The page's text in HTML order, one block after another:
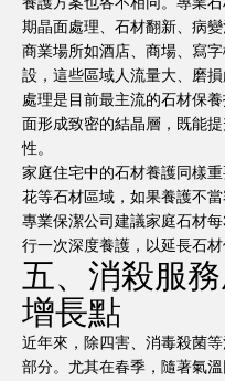
期晶面處理、石材翻新、病變
商業場所如酒店、商場、寫
設，這些區域人流量大、磨
處理是目前最主流的石材保
面形成致密的結晶層，既能
性。
家庭住宅中的石材養護同樣
花等石材區域，如果養護不
專業保潔公司建議家庭石材
行一次深度養護，以延長石
五、消殺服
增長點
近年來，除四害、消毒殺菌
部分。尤其在春季，隨著氣